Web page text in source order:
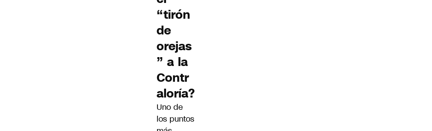
“tirón
de
orejas
” a la
Contr
aloría?
Uno de
los puntos